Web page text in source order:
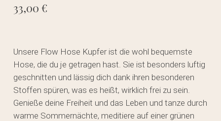
33,00 €
Unsere Flow Hose Kupfer ist die wohl bequemste
Hose, die du je getragen hast. Sie ist besonders luftig
geschnitten und lässig dich dank ihren besonderen
Stoffen spüren, was es heißt, wirklich frei zu sein.
Genieße deine Freiheit und das Leben und tanze durch
warme Sommernächte, meditiere auf einer grünen